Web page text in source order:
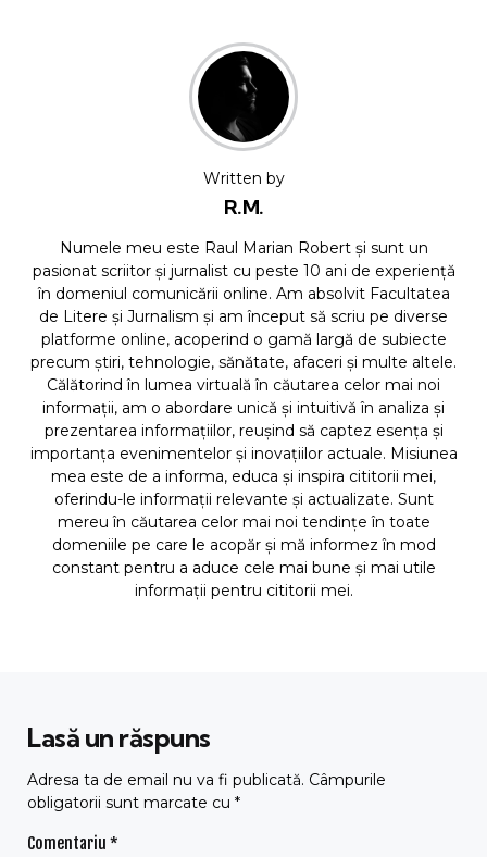
Written by
R.M.
Numele meu este Raul Marian Robert și sunt un
pasionat scriitor și jurnalist cu peste 10 ani de experiență
în domeniul comunicării online. Am absolvit Facultatea
de Litere și Jurnalism și am început să scriu pe diverse
platforme online, acoperind o gamă largă de subiecte
precum știri, tehnologie, sănătate, afaceri și multe altele.
Călătorind în lumea virtuală în căutarea celor mai noi
informații, am o abordare unică și intuitivă în analiza și
prezentarea informațiilor, reușind să captez esența și
importanța evenimentelor și inovațiilor actuale. Misiunea
mea este de a informa, educa și inspira cititorii mei,
oferindu-le informații relevante și actualizate. Sunt
mereu în căutarea celor mai noi tendințe în toate
domeniile pe care le acopăr și mă informez în mod
constant pentru a aduce cele mai bune și mai utile
informații pentru cititorii mei.
Lasă un răspuns
Adresa ta de email nu va fi publicată. Câmpurile
obligatorii sunt marcate cu *
Comentariu *